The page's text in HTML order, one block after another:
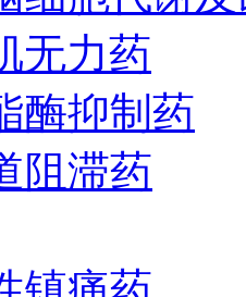
无力药
酶抑制药
阻滞药